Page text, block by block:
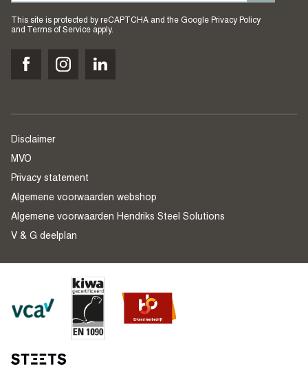
This site is protected by reCAPTCHA and the Google Privacy Policy
and
Terms of Service apply.
Disclaimer
MVO
Privacy statement
Algemene voorwaarden webshop
Algemene voorwaarden Hendriks Steel Solutions
V & G deelplan